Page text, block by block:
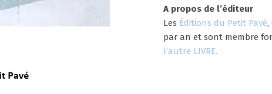
A propos de l’éditeur
Les Éditions du Petit Pavé,
par an et sont membre
l’autre LIVRE.